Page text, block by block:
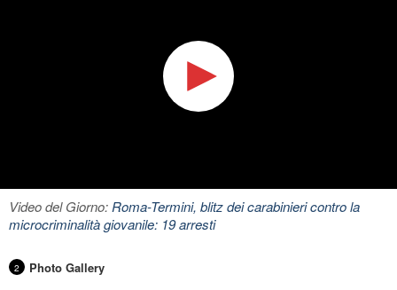
Video del Giorno:Roma-Termini, blitz dei carabinieri contro la
microcriminalità giovanile: 19 arresti
2 Photo Gallery